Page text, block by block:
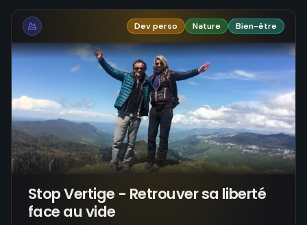
Dev perso Nature Bien-être
Stop Vertige - Retrouver sa liberté
face au vide